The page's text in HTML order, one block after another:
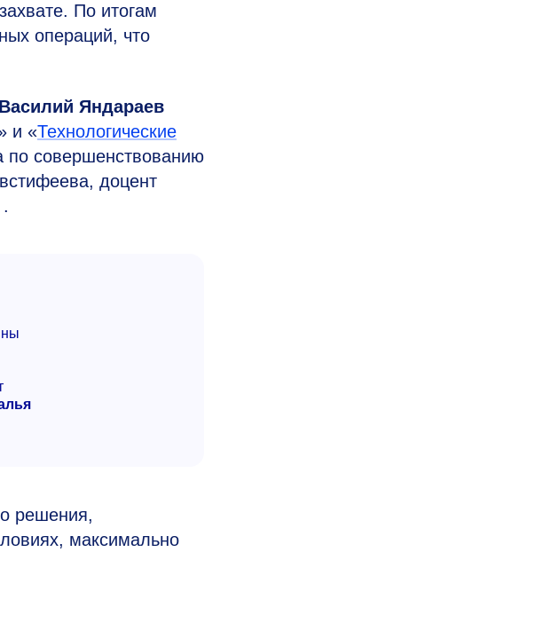
По итогам
операций, что
Василий Яндараев
и «Технологические
по совершенствованию
доцент
решения,
максимально